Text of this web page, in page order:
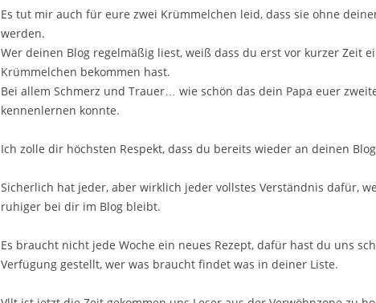
Es tut mir auch für eure zwei Krümmelchen leid, dass sie ohne
werden.
Wer deinen Blog regelmäßig liest, weiß dass du erst vor kurzer Zeit
Krümmelchen bekommen hast.
Bei allem Schmerz und Trauer… wie schön das dein Papa euer
kennenlernen konnte.
Ich zolle dir höchsten Respekt, dass du bereits wieder an deinen
Sicherlich hat jeder, aber wirklich jeder vollstes Verständnis dafür,
ruhiger bei dir im Blog bleibt.
Es braucht nicht jede Woche ein neues Rezept, dafür hast du uns
Verfügung gestellt, wer was braucht findet was in deiner Liste.